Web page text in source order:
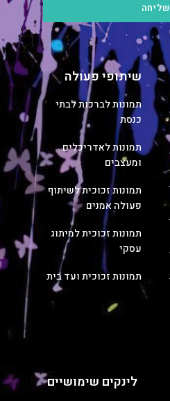
שליחה
שיתופי פעולה
תמונות לברכות לבתי
כנסת
תמונות לאדריכלים
ומעצבים
תמונות זכוכית לשיתוף
פעולה אמנים
תמונות זכוכית למיתוג
עסקי
תמונות זכוכית ועד בית
לינקים שימושיים